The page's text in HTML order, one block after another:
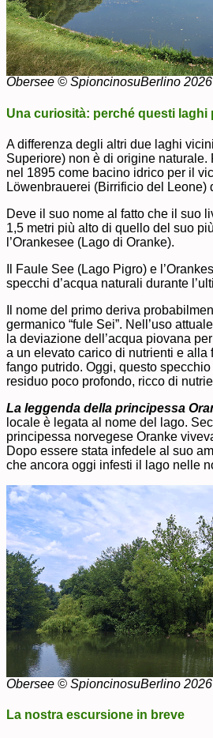
Obersee © SpioncinosuBerlino 2026
Una curiosità: perché questi
A differenza degli altri due laghi
Superiore) non è di origine naturale.
nel 1895 come bacino idrico per il
Löwenbrauerei (Birrificio del Leone)
Deve il suo nome al fatto che il suo
1,5 metri più alto di quello del suo
l’Orankesee (Lago di Oranke).
Il Faule See (Lago Pigro) e
specchi d’acqua naturali durante
Il nome del primo deriva
germanico “fule Sei”. Nell’uso
la deviazione dell’acqua piovana
a un elevato carico di nutrienti e alla
fango putrido. Oggi, questo
residuo poco profondo, ricco di
La leggenda della principessa
locale è legata al nome del lago.
principessa norvegese Oranke
Dopo essere stata infedele al suo
che ancora oggi infesti il ​​lago nelle
Obersee © SpioncinosuBerlino 2026
La nostra escursione in breve